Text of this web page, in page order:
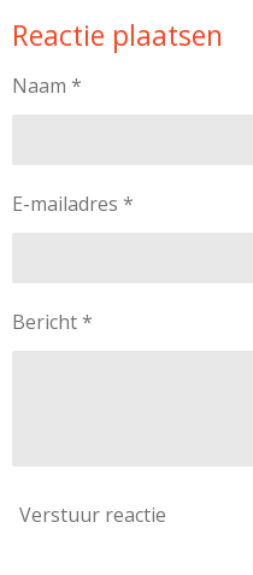
Reactie plaatsen
Naam *
E-mailadres *
Bericht *
Verstuur reactie